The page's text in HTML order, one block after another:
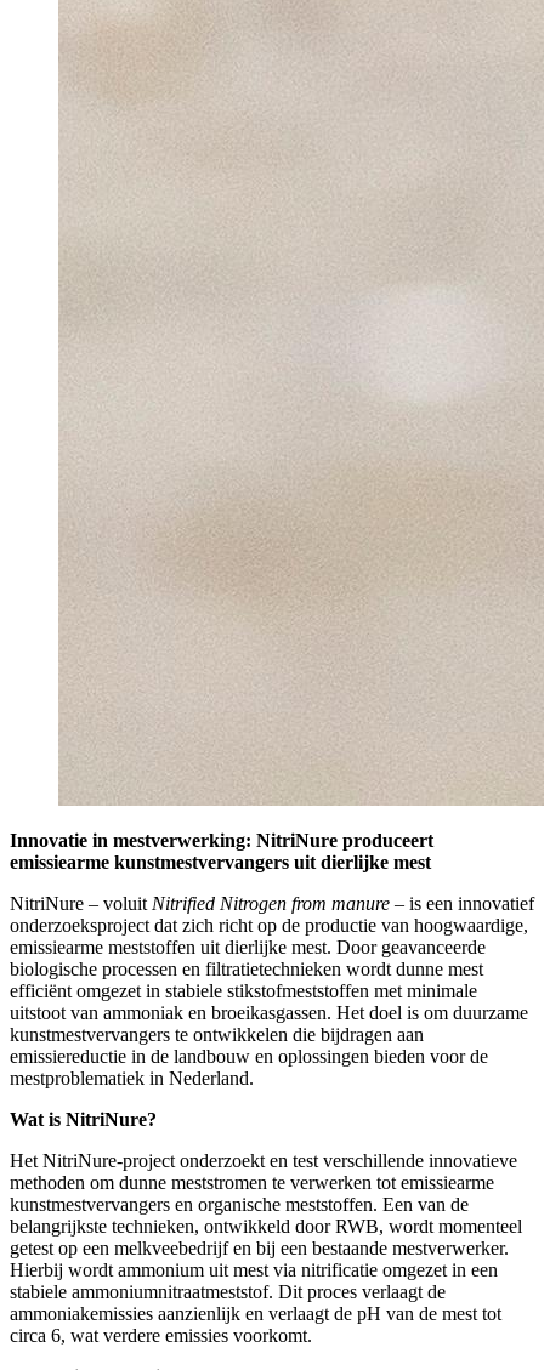
Innovatie in mestverwerking: NitriNure produceert
emissiearme kunstmestvervangers uit dierlijke mest
NitriNure – voluit Nitrified Nitrogen from manure – is een innovatief
onderzoeksproject dat zich richt op de productie van hoogwaardige,
emissiearme meststoffen uit dierlijke mest. Door geavanceerde
biologische processen en filtratietechnieken wordt dunne mest
efficiënt omgezet in stabiele stikstofmeststoffen met minimale
uitstoot van ammoniak en broeikasgassen. Het doel is om duurzame
kunstmestvervangers te ontwikkelen die bijdragen aan
emissiereductie in de landbouw en oplossingen bieden voor de
mestproblematiek in Nederland.
Wat is NitriNure?
Het NitriNure-project onderzoekt en test verschillende innovatieve
methoden om dunne meststromen te verwerken tot emissiearme
kunstmestvervangers en organische meststoffen. Een van de
belangrijkste technieken, ontwikkeld door RWB, wordt momenteel
getest op een melkveebedrijf en bij een bestaande mestverwerker.
Hierbij wordt ammonium uit mest via nitrificatie omgezet in een
stabiele ammoniumnitraatmeststof. Dit proces verlaagt de
ammoniakemissies aanzienlijk en verlaagt de pH van de mest tot
circa 6, wat verdere emissies voorkomt.